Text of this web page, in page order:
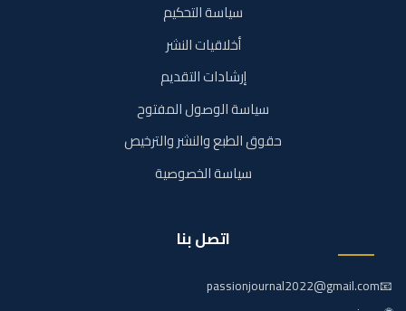
سياسة التحكيم
أخلاقيات النشر
إرشادات التقديم
سياسة الوصول المفتوح
حقوق الطبع والنشر والترخيص
سياسة الخصوصية
اتصل بنا
📧
passionjournal2022@gmail.com